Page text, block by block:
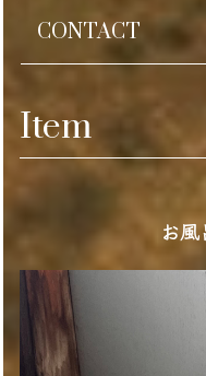
CONTACT
Item
お